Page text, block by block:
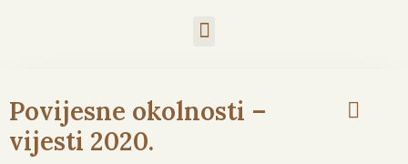
Povijesne okolnosti –
vijesti 2020.